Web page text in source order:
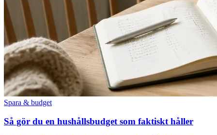
Spara & budget
Så gör du en hushållsbudget som faktiskt håller